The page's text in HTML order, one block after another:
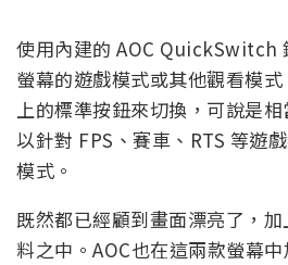
使用內建的 AOC QuickSwitch
螢幕的遊戲模式或其他觀看模
上的標準按鈕來切換，可說是
以針對 FPS、賽車、RTS 等遊
模式。
既然都已經顧到畫面漂亮了，
料之中。AOC也在這兩款螢幕